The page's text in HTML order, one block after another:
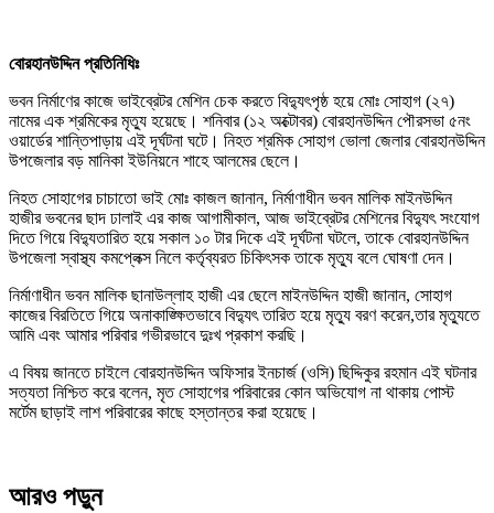
বোরহানউদ্দিন প্রতিনিধিঃ
ভবন নির্মাণের কাজে ভাইব্রেটর মেশিন চেক করতে বিদ্যুৎপৃষ্ঠ হয়ে মোঃ সোহাগ (২৭)
নামের এক শ্রমিকের মৃত্যু হয়েছে। শনিবার (১২ অক্টোবর) বোরহানউদ্দিন পৌরসভা ৫নং
ওয়ার্ডের শান্তিপাড়ায় এই দূর্ঘটনা ঘটে। নিহত শ্রমিক সোহাগ ভোলা জেলার বোরহানউদ্দিন
উপজেলার বড় মানিকা ইউনিয়নে শাহে আলমের ছেলে।
নিহত সোহাগের চাচাতো ভাই মোঃ কাজল জানান, নির্মাণাধীন ভবন মালিক মাইনউদ্দিন
হাজীর ভবনের ছাদ ঢালাই এর কাজ আগামীকাল, আজ ভাইব্রেটর মেশিনের বিদ্যুৎ সংযোগ
দিতে গিয়ে বিদ্যুতারিত হয়ে সকাল ১০ টার দিকে এই দূর্ঘটনা ঘটলে, তাকে বোরহানউদ্দিন
উপজেলা স্বাস্থ্য কমপ্লেক্স নিলে কর্তৃব্যরত চিকিৎসক তাকে মৃত্যু বলে ঘোষণা দেন।
নির্মাণাধীন ভবন মালিক ছানাউল্লাহ হাজী এর ছেলে মাইনউদ্দিন হাজী জানান, সোহাগ
কাজের বিরতিতে গিয়ে অনাকাঙ্ক্ষিতভাবে বিদ্যুৎ তারিত হয়ে মৃত্যু বরণ করেন,তার মৃত্যুতে
আমি এবং আমার পরিবার গভীরভাবে দুঃখ প্রকাশ করছি।
এ বিষয় জানতে চাইলে বোরহানউদ্দিন অফিসার ইনচার্জ (ওসি) ছিদ্দিকুর রহমান এই ঘটনার
সত্যতা নিশ্চিত করে বলেন, মৃত সোহাগের পরিবারের কোন অভিযোগ না থাকায় পোস্ট
মর্টেম ছাড়াই লাশ পরিবারের কাছে হস্তান্তর করা হয়েছে।
আরও পড়ুন